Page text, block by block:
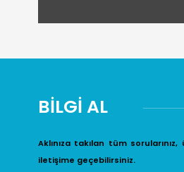
BİLGİ AL
Aklınıza takılan tüm
iletişime geçebilirsiniz.